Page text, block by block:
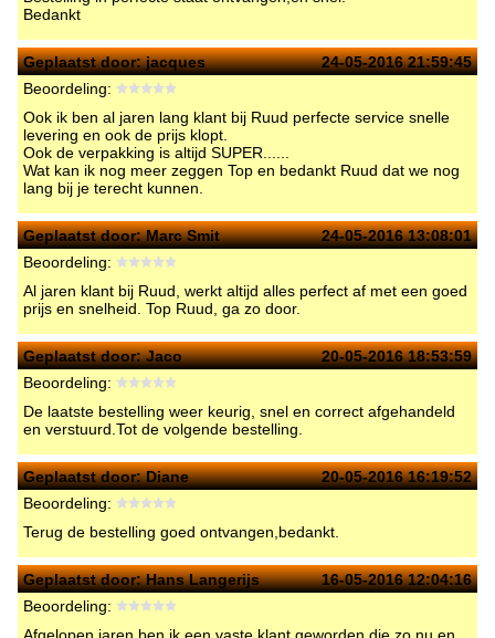
Bedankt
Geplaatst door:jacques
24-05-2016 21:59:45
Beoordeling:
Ook ik ben al jaren lang klant bij Ruud perfecte service snelle
levering en ook de prijs klopt.
Ook de verpakking is altijd SUPER......
Wat kan ik nog meer zeggen Top en bedankt Ruud dat we nog
lang bij je terecht kunnen.
Geplaatst door:Marc Smit
24-05-2016 13:08:01
Beoordeling:
Al jaren klant bij Ruud, werkt altijd alles perfect af met een goed
prijs en snelheid. Top Ruud, ga zo door.
Geplaatst door:Jaco
20-05-2016 18:53:59
Beoordeling:
De laatste bestelling weer keurig, snel en correct afgehandeld
en verstuurd.Tot de volgende bestelling.
Geplaatst door:Diane
20-05-2016 16:19:52
Beoordeling:
Terug de bestelling goed ontvangen,bedankt.
Geplaatst door:Hans Langerijs
16-05-2016 12:04:16
Beoordeling: